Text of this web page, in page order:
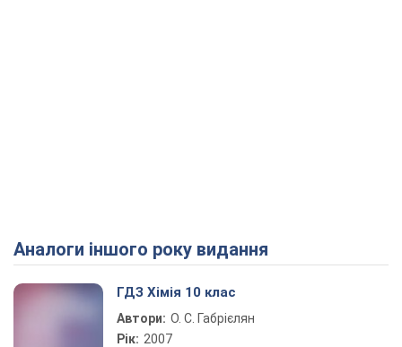
Аналоги іншого року видання
ГДЗ Хімія 10 клас
Автори: О. С. Габрієлян
Рік: 2007